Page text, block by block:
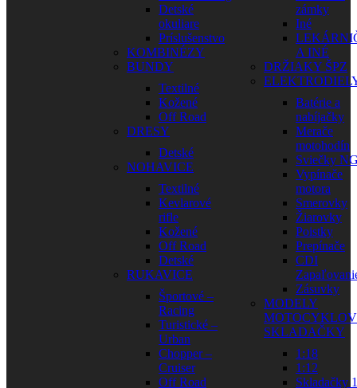
Detské
okuliare
Príslušenstvo
KOMBINÉZY
BUNDY
Textilné
Kožené
Off Road
DRESY
Detské
NOHAVICE
Textilné
Kevlarové
rifle
Kožené
Off Road
Detské
RUKAVICE
Športové –
Racing
Turistické –
Urban
Chopper –
Cruiser
Off Road
zámky
Iné
A INÉ
DRŽIAKY ŠPZ
Batérie a
nabíjačky
Merače
motohodín
Sviečky
Vypínače
motora
Smerovky
Žiarovky
Poistky
Prepínače
CDI
Zásuvky
MODELY
SKLADAČKY
1:18
1:12
Skladačky